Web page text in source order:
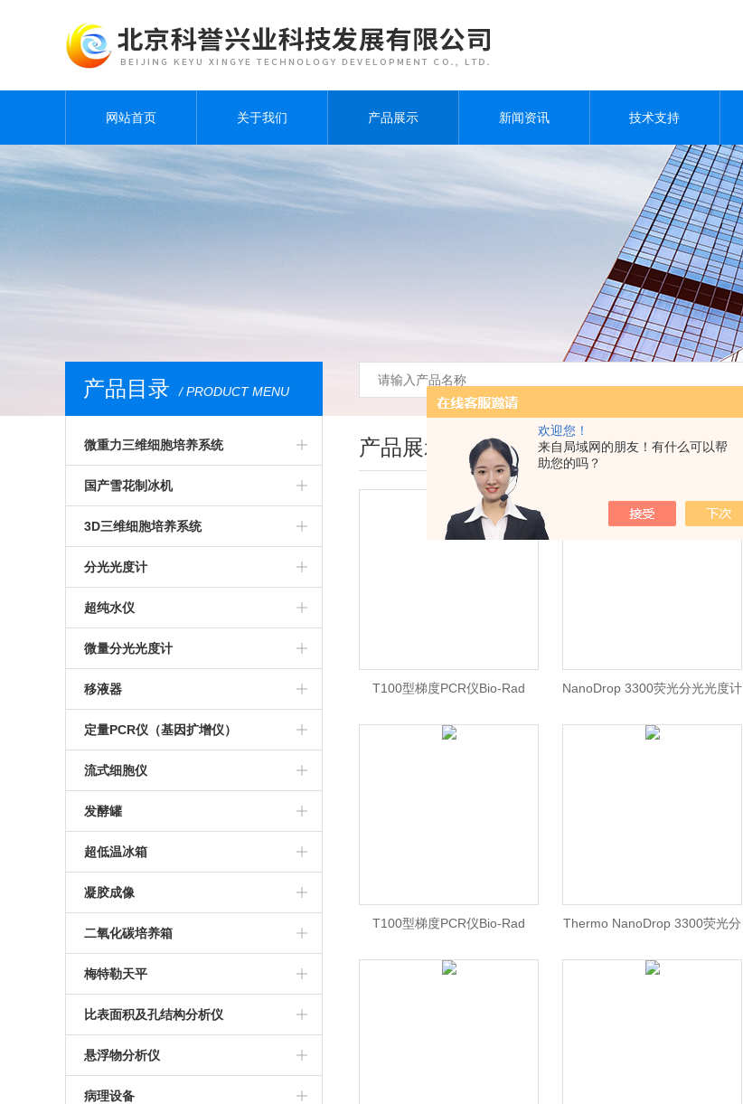
欢迎您！
来自局域网的朋友！有什么可以帮
助您的吗？
网站首页 关于我们 产品展示 新闻资讯 技术支持
产品目录 / PRODUCT MENU
微重力三维细胞培养系统
二轴回转培养系统
Bio SpaceX-3D微重力植物培养系统
Bio SpaceX-4DI三维旋转细胞培养
系统
BioSpace-3D微重力培养仪
TDCCS-3D微重力三维细胞培养系
统
超重力三维旋转细胞培养仪
微重力三维旋转细胞培养仪
国产雪花制冰机
科誉雪花制冰机
格兰特雪花制冰机
IMS系列雪花制冰机
3D三维细胞培养系统
Gravite微重力模拟系统
3D细胞培养系统
分光光度计
超微量紫外分光光度计
赛默飞超微量分光光度计
超纯水仪
密理博超纯水仪
Millipore 超纯水仪
美国Millipor超纯水仪
推荐超纯水仪
上海淼康纯水仪
南京易普易达超纯水仪
微量分光光度计
NanoDrop One 超微量分光光度计
紫外分光光度计
百泰克
德国IMPLEN光度计
科誉兴业光度计
推荐微量分光光度计
NanoDrop3000光度计
超微量分光光度计
移液器
ErgoOne移液器
移液器灭菌器
Eppendorf德国移液器
定量PCR仪（基因扩增仪）
ThermoFisher PCR仪
CFX Opus 96
荧光定量PCR仪
PCR操作台
罗氏PCR仪
ABI 9700 PCR仪
ABI2720 PCR仪
伯乐T100 PCR仪
安捷伦AriaMX定量PCR仪
流式细胞仪
BD 流式细胞仪
BD C6流式细胞仪
发酵罐
气升式发酵罐
多联不锈钢发酵罐
台式发酵罐
超低温冰箱
thermo905超低温冰箱
三洋超低温冰箱
美菱低温冰箱
海尔超低温冰箱
凝胶成像
GI-II凝胶成像系统
北京通宝达成凝胶成像
二氧化碳培养箱
上海力康二氧化碳培养箱
美国Thermo二氧化碳培养箱
美国SIM二氧化碳培养箱
梅特勒天平
梅特勒天平
比表面积及孔结构分析仪
比奥德SSA-4000系列比表面积及孔
结构分析仪
悬浮物分析仪
德国默克悬浮物分析仪
病理设备
产品展示
T100型梯度PCR仪Bio-Rad
T100梯度PCR仪\ Bio-Rad
NanoDrop 3300荧光分光光度计
现货价格
T100型梯度PCR仪Bio-Rad
T100梯度PCR仪\ Bio-Rad
Thermo NanoDrop 3300荧光分
光光度计/NanoDrop